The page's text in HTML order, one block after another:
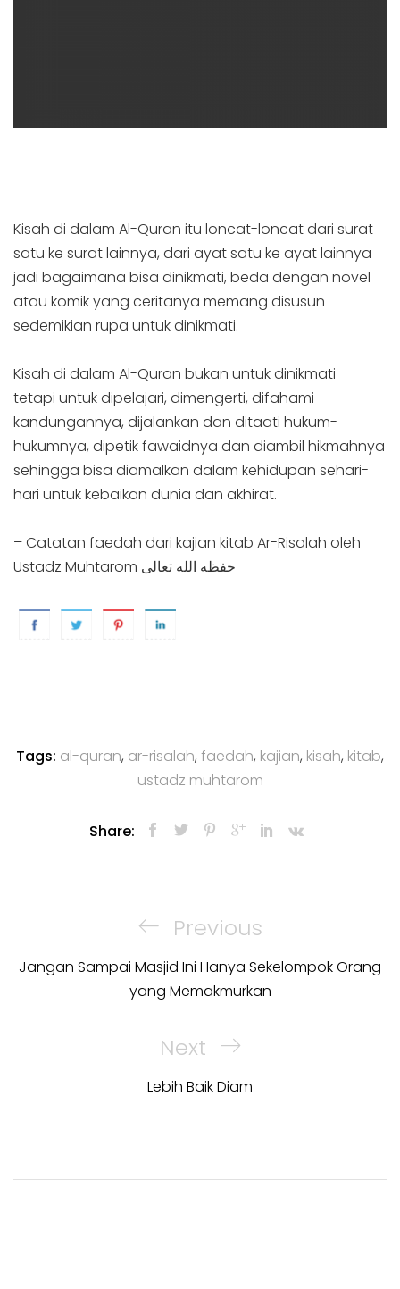
Kisah di dalam Al-Quran itu loncat-loncat dari surat
satu ke surat lainnya, dari ayat satu ke ayat lainnya
jadi bagaimana bisa dinikmati, beda dengan novel
atau komik yang ceritanya memang disusun
sedemikian rupa untuk dinikmati.
Kisah di dalam Al-Quran bukan untuk dinikmati
tetapi untuk dipelajari, dimengerti, difahami
kandungannya, dijalankan dan ditaati hukum-
hukumnya, dipetik fawaidnya dan diambil hikmahnya
sehingga bisa diamalkan dalam kehidupan sehari-
hari untuk kebaikan dunia dan akhirat.
– Catatan faedah dari kajian kitab Ar-Risalah oleh
Ustadz Muhtarom حفظه الله تعالى
Tags: al-quran, ar-risalah, faedah, kajian, kisah, kitab,
ustadz muhtarom
Share:
navigationPrevious
Post
Previous
Jangan Sampai Masjid Ini Hanya Sekelompok Orang
yang Memakmurkan
Next
Post
Next
Lebih Baik Diam